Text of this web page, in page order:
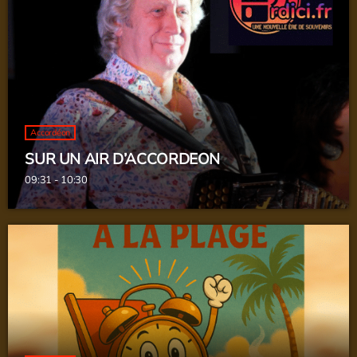
Programme 100 % accordéon
Avec toutes vos rubriques du webveil ....
Accordéon
SUR UN AIR D’ACCORDEON
09:31 - 10:30